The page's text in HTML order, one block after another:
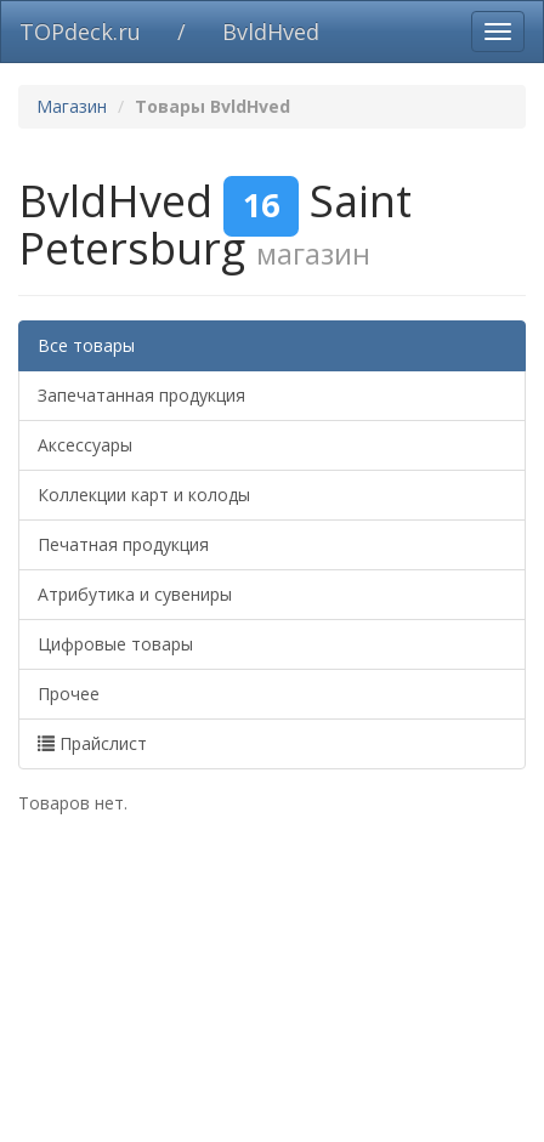
TOPdeck.ru / BvldHved
Магазин Товары BvldHved
BvldHved 16 Saint
Petersburgмагазин
Все товары
Запечатанная продукция
Аксессуары
Коллекции карт и колоды
Печатная продукция
Атрибутика и сувениры
Цифровые товары
Прочее
Прайслист
Товаров нет.